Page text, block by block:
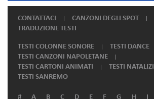
CONTATTACI
CANZONI DEGLI SPOT
TRADUZIONE TESTI
TESTI COLONNE SONORE
TESTI DANCE
TESTI CANZONI NAPOLETANE
TESTI CARTONI ANIMATI
TESTI NATALIZI
TESTI SANREMO
# A B C D E F G H